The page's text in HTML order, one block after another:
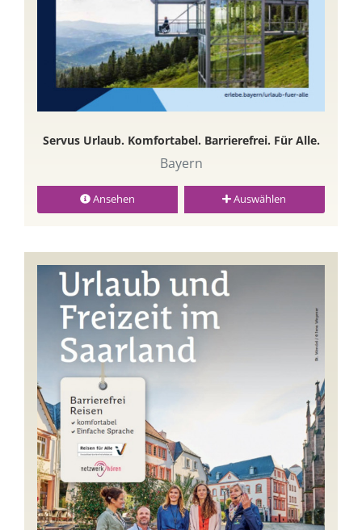
Servus Urlaub. Komfortabel. Barrierefrei. Für Alle.
Bayern
Ansehen Auswählen